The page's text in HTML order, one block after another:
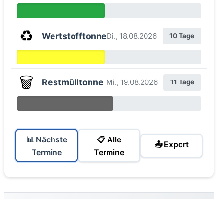
♻️ WertstofftonneDi., 18.08.2026 10 Tage
🗑️ Restmülltonne Mi., 19.08.2026 11 Tage
📊 Nächste
Termine
📋 Alle
Termine
📤 Export